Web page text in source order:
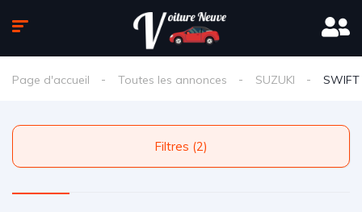
Page d'accueil Toutes les annonces SUZUKI SWIFT
Filtres (2)